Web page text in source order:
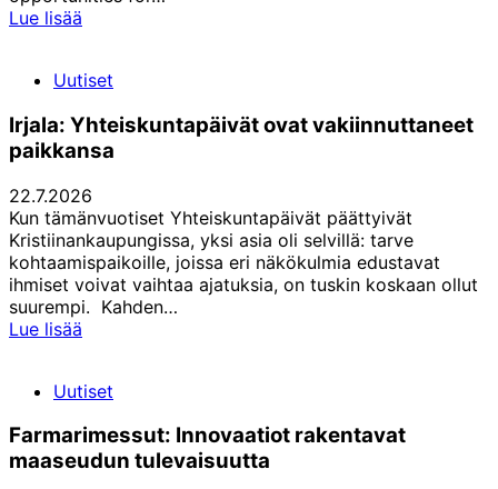
Lue lisää
on
ilmestynyt!
Uutiset
Irjala: Yhteiskuntapäivät ovat vakiinnuttaneet
paikkansa
22.7.2026
Kun tämänvuotiset Yhteiskuntapäivät päättyivät
Kristiinankaupungissa, yksi asia oli selvillä: tarve
kohtaamispaikoille, joissa eri näkökulmia edustavat
ihmiset voivat vaihtaa ajatuksia, on tuskin koskaan ollut
suurempi. Kahden…
Lue lisää
vakiinnuttaneet
Uutiset
Farmarimessut: Innovaatiot rakentavat
maaseudun tulevaisuutta